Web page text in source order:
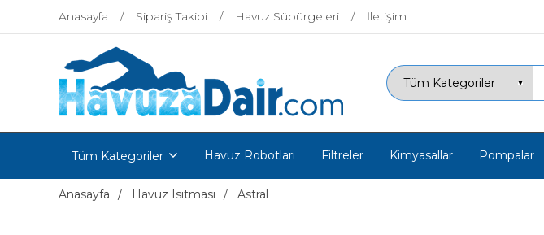
Anasayfa Sipariş Takibi Havuz Süpürgeleri İletişim
Tüm Kategoriler Havuz Robotları Filtreler Kimyasallar Pompalar
Anasayfa Havuz Isıtması Astral